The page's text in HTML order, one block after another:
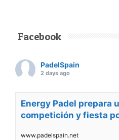
Facebook
PadelSpain
2 days ago
Energy Padel prepara
competición y fiesta
www.padelspain.net